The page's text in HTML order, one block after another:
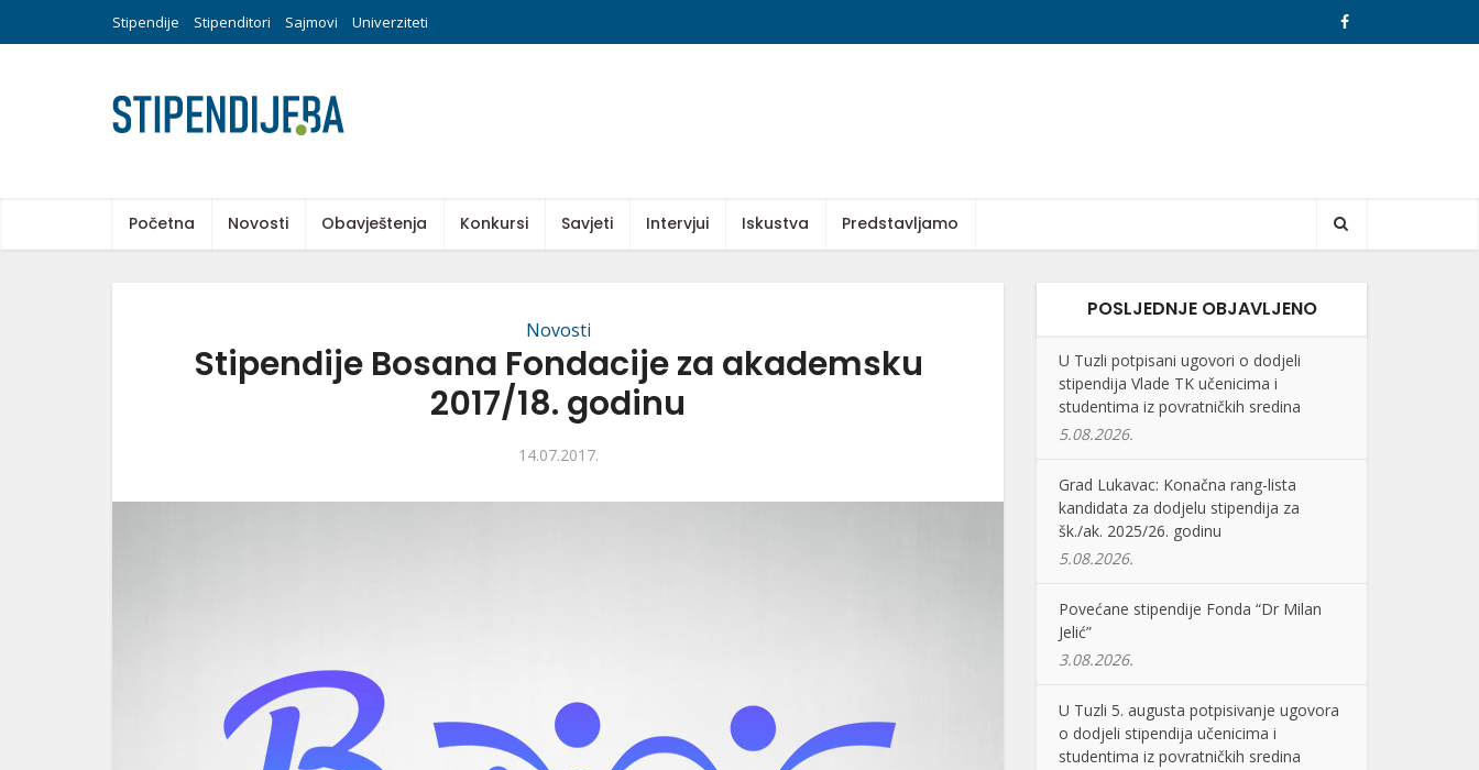
Stipendije Stipenditori Sajmovi Univerziteti
Početna Novosti Obavještenja Konkursi Savjeti Intervjui Iskustva Predstavljamo
Novosti
Stipendije Bosana Fondacije za akademsku
2017/18. godinu
14.07.2017.
POSLJEDNJE OBJAVLJENO
U Tuzli potpisani ugovori o dodjeli
stipendija Vlade TK učenicima i
studentima iz povratničkih sredina
5.08.2026.
Grad Lukavac: Konačna rang-lista
kandidata za dodjelu stipendija za
šk./ak. 2025/26. godinu
5.08.2026.
Povećane stipendije Fonda “Dr Milan
Jelić”
3.08.2026.
U Tuzli 5. augusta potpisivanje ugovora
o dodjeli stipendija učenicima i
studentima iz povratničkih sredina